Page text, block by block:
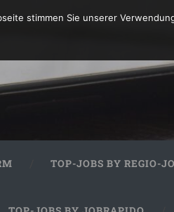
TOP-JOBS BY REGIO-
stimmen Sie unserer